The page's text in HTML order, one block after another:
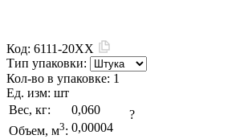
Код: 6111-20XX
Тип упаковки:
Кол-во в упаковке: 1
Ед. изм: шт
Вес, кг:
0,060
Объем, м3: 0,00004
?